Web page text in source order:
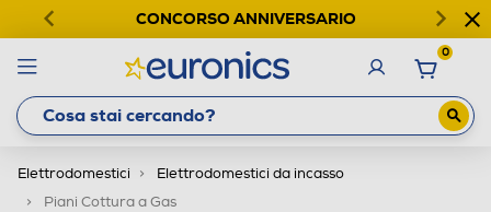
CONCORSO ANNIVERSARIO
0
Elettrodomestici
Elettrodomestici da incasso
Piani Cottura a Gas